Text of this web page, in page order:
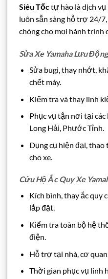
Siêu Tốctự hào là dịch vụ
luôn sẵn sàng hỗ trợ 24/
chóng cho mọi hành trình
Sửa Xe Yamaha Lưu
Sửa bugi, thay nhớt,
chết máy.
Kiểm tra và thay linh
Phục vụ tận nơi tại các
Long Hải, Phước Tỉnh.
Dụng cụ hiện đại,
cho xe.
Cứu Hộ Ắc Quy Xe
Kích bình, thay ắc quy
lắp đặt.
Kiểm tra toàn bộ hệ
điện.
Hỗ trợ tại nhà, cơ
Thời gian phục vụ linh